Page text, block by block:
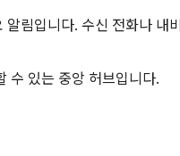
림입니다. 수신 전화나 내
수 있는 중앙 허브입니다.